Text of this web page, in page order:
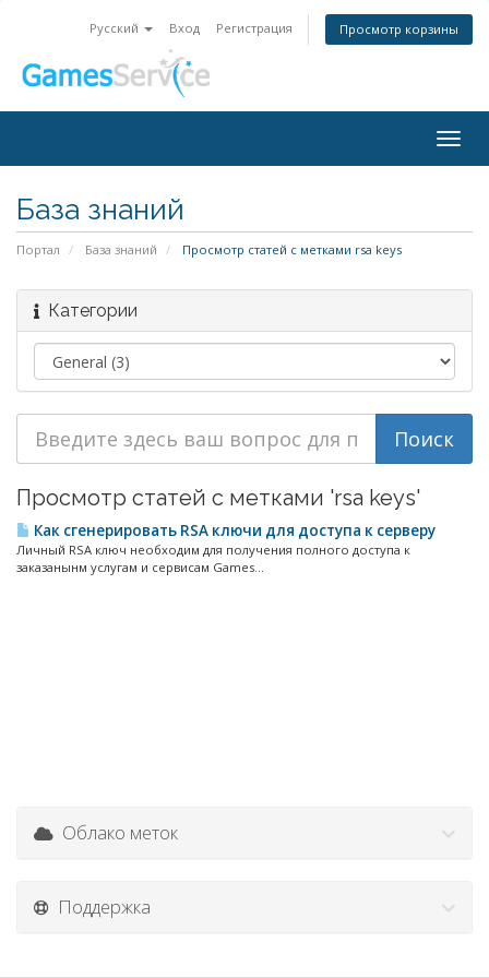
Русский Вход Регистрация Просмотр корзины
База знаний
Портал База знаний Просмотр статей с метками rsa keys
Категории
Просмотр статей с метками 'rsa keys'
Как сгенерировать RSA ключи для доступа к серверу
Личный RSA ключ необходим для получения полного доступа к
заказанынм услугам и сервисам Games...
Облако меток
Поддержка